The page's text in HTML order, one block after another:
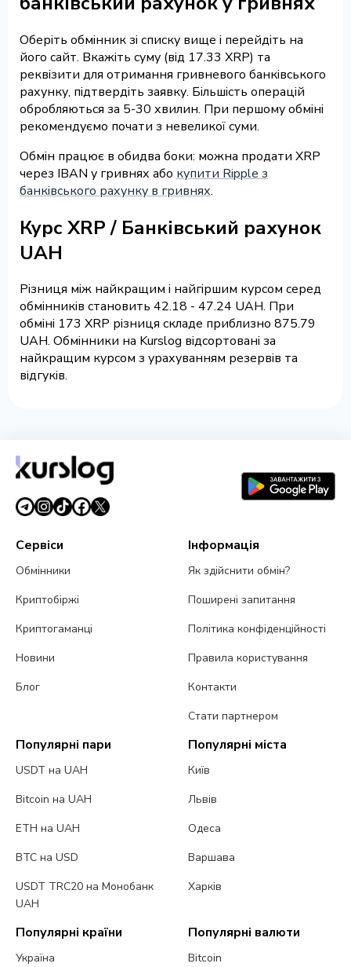
Оберіть обмінник зі списку вище і перейдіть на
його сайт. Вкажіть суму (від 17.33 XRP) та
реквізити для отримання гривневого банківського
рахунку, підтвердіть заявку. Більшість операцій
обробляються за 5-30 хвилин. При першому обміні
рекомендуємо почати з невеликої суми.
Обмін працює в обидва боки: можна продати XRP
через IBAN у гривнях або купити Ripple з
банківського рахунку в гривнях.
Курс XRP / Банківський рахунок
UAH
Різниця між найкращим і найгіршим курсом серед
обмінників становить 42.18 - 47.24 UAH. При
обміні 173 XRP різниця складе приблизно 875.79
UAH. Обмінники на Kurslog відсортовані за
найкращим курсом з урахуванням резервів та
відгуків.
Сервіси
Обмінники
Криптобіржі
Криптогаманці
Новини
Блог
Інформація
Як здійснити обмін?
Поширені запитання
Політика конфіденційності
Правила користування
Контакти
Стати партнером
Популярні пари
USDT на UAH
Bitcoin на UAH
ETH на UAH
BTC на USD
USDT TRC20 на Монобанк
UAH
Популярні міста
Київ
Львів
Одеса
Варшава
Харків
Популярні країни
Україна
Популярні валюти
Bitcoin